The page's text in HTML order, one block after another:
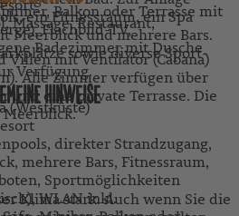
Balkon oder Terrasse mit
Flachbild-TV,
Badezimmer mit Dusche
Massage, Restaurant,
Villen mit Ventilator (Cabana)
Alle Zimmer verfügen über
und eine private Terrasse. Die
ein Fitnessraum, ein Spa
Meerblick und mehrere Bars.
sowie diverse Sport-
Verfügung.
(Westküste)
direkter Strandzugang,
mehrere Bars, Fitnessraum,
Sportmöglichkeiten
WLAN inkl.
HINWEISE
Klima stark. Auch wenn Sie die